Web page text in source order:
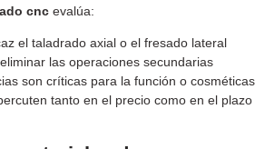
cnc evalúa:
el taladrado axial o el fresado lateral
las operaciones secundarias
son críticas para la función o cosméticas
tanto en el precio como en el plazo